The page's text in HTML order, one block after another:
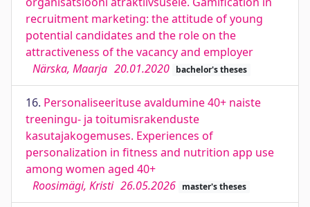
recruitment marketing: the attitude of young
potential candidates and the role on the
attractiveness of the vacancy and employer
Närska, Maarja 20.01.2020 bachelor's theses
16. Personaliseerituse avaldumine 40+ naiste
treeningu- ja toitumisrakenduste
kasutajakogemuses. Experiences of
personalization in fitness and nutrition app use
among women aged 40+
Roosimägi, Kristi 26.05.2026 master's theses